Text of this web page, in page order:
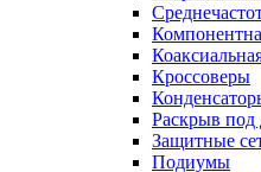
Кроссоверы
Раскрыв под
Защитные
Подиумы